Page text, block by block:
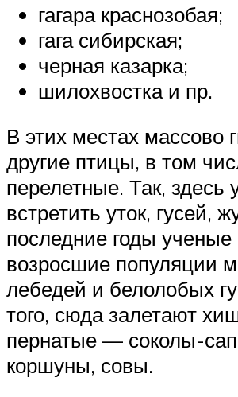
гагара краснозобая;
гага сибирская;
черная казарка;
шилохвостка и пр.
В этих местах массово
другие птицы, в том
перелетные. Так, здесь
встретить уток, гусей,
последние годы
возросшие популяции
лебедей и белолобых
того, сюда залетают
пернатые — соколы-
коршуны, совы.